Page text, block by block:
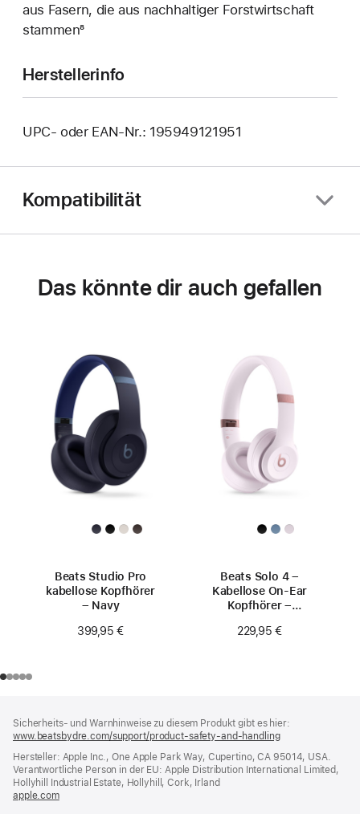
aus Fasern, die aus nachhaltiger Forstwirtschaft
stammen⁸
Herstellerinfo
UPC- oder EAN-Nr.: 195949121951
Kompatibilität
Das könnte dir auch gefallen
Beats Studio Pro
kabellose Kopfhörer
– Navy
399,95 €
Beats Solo 4 –
Kabellose On‑Ear
Kopfhörer –
229,95 €
Sicherheits- und Warnhinweise zu diesem Produkt gibt es hier:
www.beatsbydre.com/support/product-safety-and-handling(öffnet
neues
Fenster)
Hersteller: Apple Inc., One Apple Park Way, Cupertino, CA 95014, USA.
Verantwortliche Person in der EU: Apple Distribution International Limited,
Hollyhill Industrial Estate, Hollyhill, Cork, Irland
apple.com(öffnet